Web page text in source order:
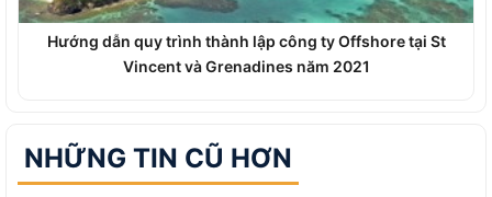
Hướng dẫn quy trình thành lập công ty Offshore tại St
Vincent và Grenadines năm 2021
NHỮNG TIN CŨ HƠN